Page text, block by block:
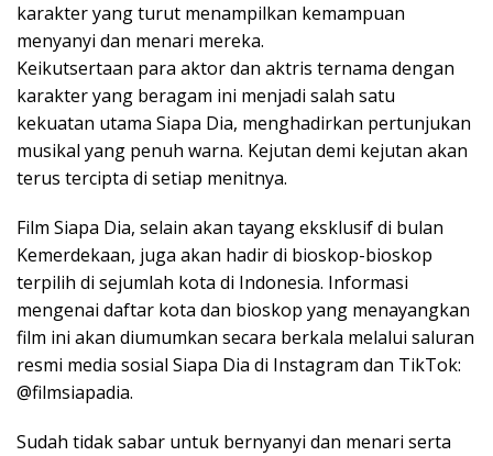
karakter yang turut menampilkan kemampuan
menyanyi dan menari mereka.
Keikutsertaan para aktor dan aktris ternama dengan
karakter yang beragam ini menjadi salah satu
kekuatan utama Siapa Dia, menghadirkan pertunjukan
musikal yang penuh warna. Kejutan demi kejutan akan
terus tercipta di setiap menitnya.
Film Siapa Dia, selain akan tayang eksklusif di bulan
Kemerdekaan, juga akan hadir di bioskop-bioskop
terpilih di sejumlah kota di Indonesia. Informasi
mengenai daftar kota dan bioskop yang menayangkan
film ini akan diumumkan secara berkala melalui saluran
resmi media sosial Siapa Dia di Instagram dan TikTok:
@filmsiapadia.
Sudah tidak sabar untuk bernyanyi dan menari serta